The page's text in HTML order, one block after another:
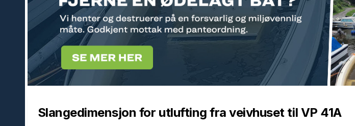
Slangedimensjon for utlufting fra veivhuset til VP 41A